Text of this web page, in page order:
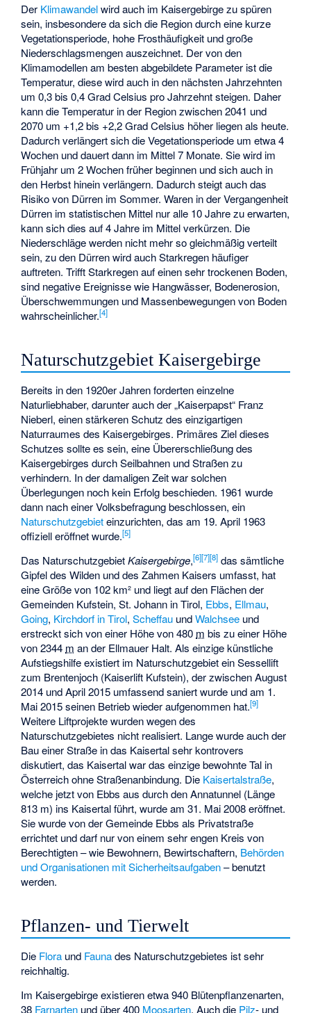
Der Klimawandelwird auch im Kaisergebirge zu spüren
sein, insbesondere da sich die Region durch eine kurze
Vegetationsperiode, hohe Frosthäufigkeit und große
Niederschlagsmengen auszeichnet. Der von den
Klimamodellen am besten abgebildete Parameter ist die
Temperatur, diese wird auch in den nächsten Jahrzehnten
um 0,3 bis 0,4 Grad Celsius pro Jahrzehnt steigen. Daher
kann die Temperatur in der Region zwischen 2041 und
2070 um +1,2 bis +2,2 Grad Celsius höher liegen als heute.
Dadurch verlängert sich die Vegetationsperiode um etwa 4
Wochen und dauert dann im Mittel 7 Monate. Sie wird im
Frühjahr um 2 Wochen früher beginnen und sich auch in
den Herbst hinein verlängern. Dadurch steigt auch das
Risiko von Dürren im Sommer. Waren in der Vergangenheit
Dürren im statistischen Mittel nur alle 10 Jahre zu erwarten,
kann sich dies auf 4 Jahre im Mittel verkürzen. Die
Niederschläge werden nicht mehr so gleichmäßig verteilt
sein, zu den Dürren wird auch Starkregen häufiger
auftreten. Trifft Starkregen auf einen sehr trockenen Boden,
sind negative Ereignisse wie Hangwässer, Bodenerosion,
Überschwemmungen und Massenbewegungen von Boden
wahrscheinlicher.[4]
Naturschutzgebiet Kaisergebirge
Bereits in den 1920er Jahren forderten einzelne
Naturliebhaber, darunter auch der „Kaiserpapst“ Franz
Nieberl, einen stärkeren Schutz des einzigartigen
Naturraumes des Kaisergebirges. Primäres Ziel dieses
Schutzes sollte es sein, eine Übererschließung des
Kaisergebirges durch Seilbahnen und Straßen zu
verhindern. In der damaligen Zeit war solchen
Überlegungen noch kein Erfolg beschieden. 1961 wurde
dann nach einer Volksbefragung beschlossen, ein
Naturschutzgebieteinzurichten, das am 19. April 1963
offiziell eröffnet wurde.[5]
Das NaturschutzgebietKaisergebirge,[6][7][8] das sämtliche
Gipfel des Wilden und des Zahmen Kaisers umfasst, hat
eine Größe von 102 km² und liegt auf den Flächen der
Gemeinden Kufstein, St. Johann in Tirol, Ebbs, Ellmau,
Going, Kirchdorf in Tirol,Scheffau undWalchsee und
erstreckt sich von einer Höhe von480 m bis zu einer Höhe
von2344 m an der Ellmauer Halt. Als einzige künstliche
Aufstiegshilfe existiert im Naturschutzgebiet ein Sessellift
zum Brentenjoch (Kaiserlift Kufstein), der zwischen August
2014 und April 2015 umfassend saniert wurde und am 1.
Mai 2015 seinen Betrieb wieder aufgenommen hat.[9]
Weitere Liftprojekte wurden wegen des
Naturschutzgebietes nicht realisiert. Lange wurde auch der
Bau einer Straße in das Kaisertal sehr kontrovers
diskutiert, das Kaisertal war das einzige bewohnte Tal in
Österreich ohne Straßenanbindung. Die Kaisertalstraße,
welche jetzt von Ebbs aus durch den Annatunnel (Länge
813 m) ins Kaisertal führt, wurde am 31. Mai 2008 eröffnet.
Sie wurde von der Gemeinde Ebbs als Privatstraße
errichtet und darf nur von einem sehr engen Kreis von
Berechtigten – wie Bewohnern, Bewirtschaftern, Behörden
und Organisationen mit Sicherheitsaufgaben– benutzt
werden.
Pflanzen- und Tierwelt
Die Flora und Faunades Naturschutzgebietes ist sehr
reichhaltig.
Im Kaisergebirge existieren etwa 940 Blütenpflanzenarten,
38 Farnarten und über 400 Moosarten. Auch die Pilz- und